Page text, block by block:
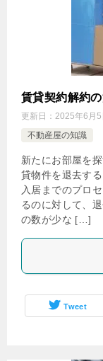
賃貸契約解約
更新日： 2025年6月5
不動産屋の知識
新たにお部屋を
貸物件を退去す
入居までのプロ
るのに対して、
の数が少な […]
Tweet